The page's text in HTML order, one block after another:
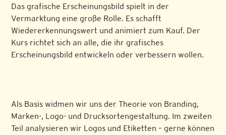
Das grafische Erscheinungsbild spielt in der
Vermarktung eine große Rolle. Es schafft
Wiedererkennungswert und animiert zum Kauf. Der
Kurs richtet sich an alle, die ihr grafisches
Erscheinungsbild entwickeln oder verbessern wollen.
Als Basis widmen wir uns der Theorie von Branding,
Marken-, Logo- und Drucksortengestaltung. Im zweiten
Teil analysieren wir Logos und Etiketten – gerne können